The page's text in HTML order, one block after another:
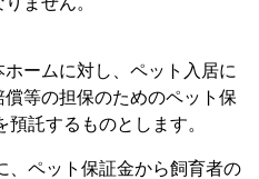
ームに対し、ペット入居に
等の担保のためのペット保
預託するものとします。
ペット保証金から飼育者の